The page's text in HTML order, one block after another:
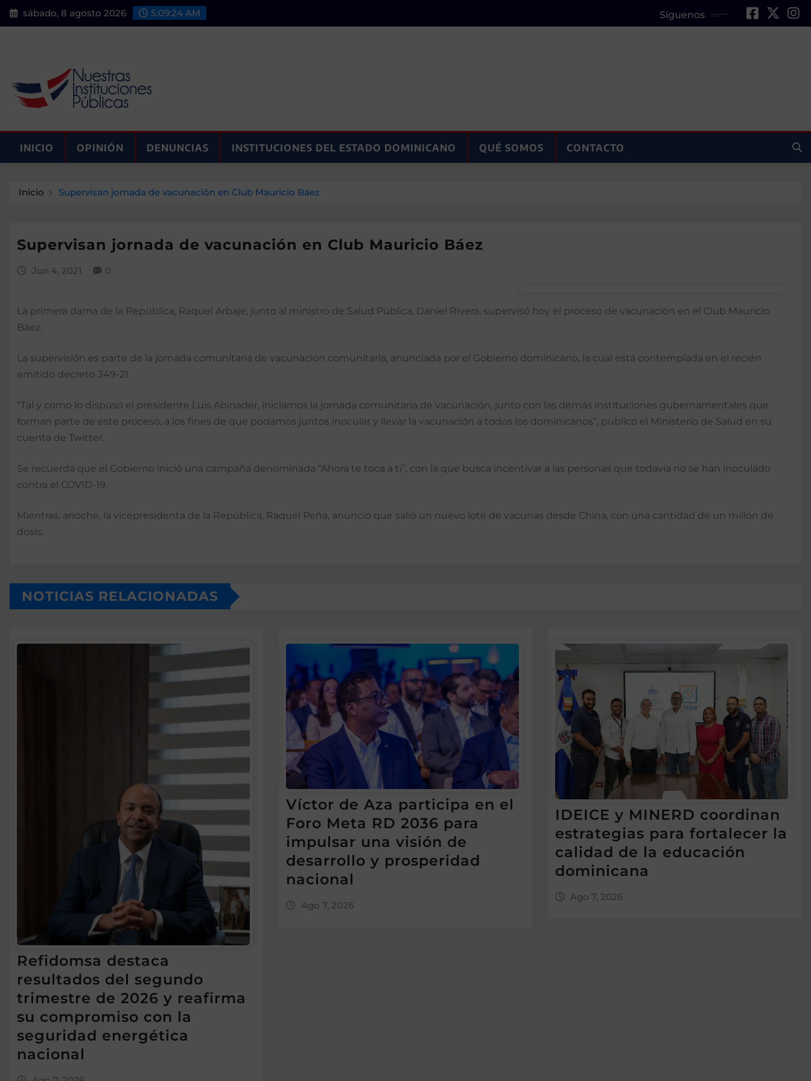
Saltar
al
sábado, 8 agosto 2026 5:09:25 AM Síguenos
INICIO OPINIÓN DENUNCIAS INSTITUCIONES DEL ESTADO DOMINICANO QUÉ SOMOS CONTACTO
Inicio Supervisan jornada de vacunación en Club Mauricio Báez
Supervisan jornada de vacunación en Club Mauricio Báez
Jun 4, 2021 0
La primera dama de la República, Raquel Arbaje, junto al ministro de Salud Pública, Daniel Rivera, supervisó hoy el proceso de vacunación en el Club Mauricio
Báez.
La supervisión es parte de la jornada comunitaria de vacunación comunitaria, anunciada por el Gobierno dominicano, la cual está contemplada en el recién
emitido decreto 349-21.
“Tal y como lo dispuso el presidente Luis Abinader, iniciamos la jornada comunitaria de vacunación, junto con las demás instituciones gubernamentales que
forman parte de este proceso, a los fines de que podamos juntos inocular y llevar la vacunación a todos los dominicanos”, publicó el Ministerio de Salud en su
cuenta de Twitter.
Se recuerda que el Gobierno inició una campaña denominada “Ahora te toca a ti”, con la que busca incentivar a las personas que todavía no se han inoculado
contra el COVID-19.
Mientras, anoche, la vicepresidenta de la República, Raquel Peña, anunció que salió un nuevo lote de vacunas desde China, con una cantidad de un millón de
dosis.
NOTICIAS RELACIONADAS
Refidomsa destaca
resultados del segundo
trimestre de 2026 y reafirma
su compromiso con la
seguridad energética
nacional
Víctor de Aza participa en el
Foro Meta RD 2036 para
impulsar una visión de
desarrollo y prosperidad
nacional
Ago 7, 2026
IDEICE y MINERD coordinan
estrategias para fortalecer la
calidad de la educación
dominicana
Ago 7, 2026